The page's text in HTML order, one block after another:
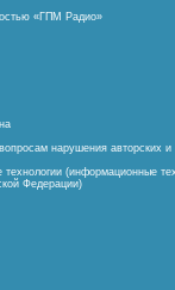
«ГПМ Радио»
нарушения авторских
(информационные
Федерации)